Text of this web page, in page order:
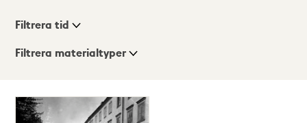
Visningsläge
Lista
Karta
Filtrera tid
Filtrera materialtyper
träffar